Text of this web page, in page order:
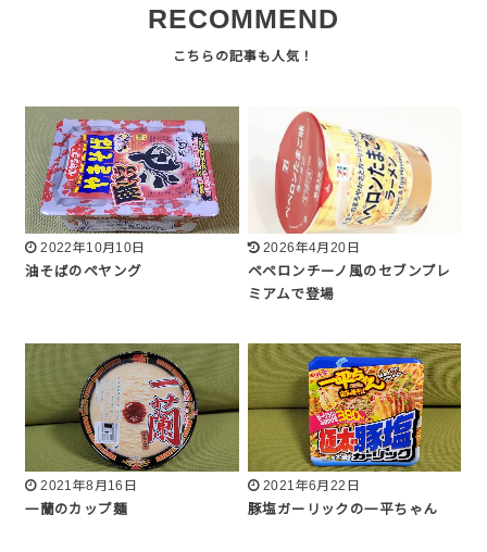
RECOMMEND
2022年10月10日
油そばのペヤング
2026年4月20日
ペペロンチーノ風のセブンプレ
ミアムで登場
2021年8月16日
一蘭のカップ麺
2021年6月22日
豚塩ガーリックの一平ちゃん